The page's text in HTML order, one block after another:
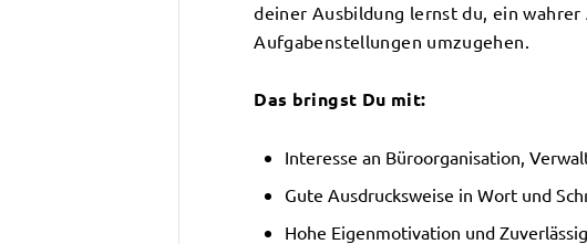
deiner Ausbildung lernst du, ein
Aufgabenstellungen umzugehen.
Das bringst Du mit:
Interesse an Büroorganisation,
Gute Ausdrucksweise in Wort und
Hohe Eigenmotivation und